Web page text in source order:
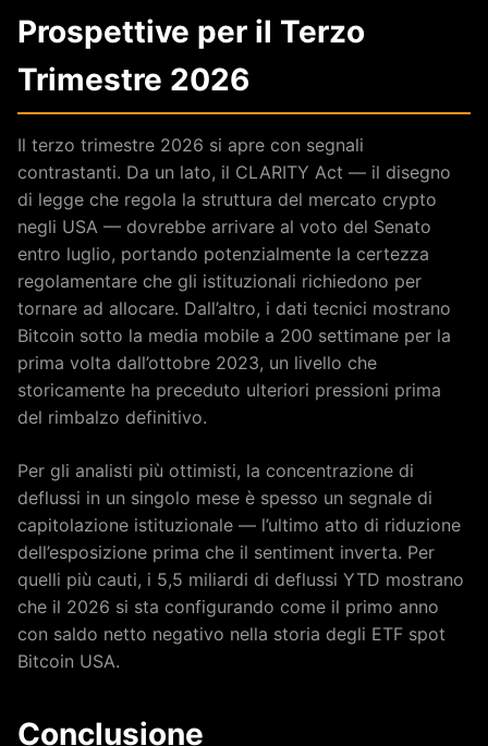
Prospettive per il Terzo
Trimestre 2026
Il terzo trimestre 2026 si apre con segnali
contrastanti. Da un lato, il CLARITY Act — il disegno
di legge che regola la struttura del mercato crypto
negli USA — dovrebbe arrivare al voto del Senato
entro luglio, portando potenzialmente la certezza
regolamentare che gli istituzionali richiedono per
tornare ad allocare. Dall’altro, i dati tecnici mostrano
Bitcoin sotto la media mobile a 200 settimane per la
prima volta dall’ottobre 2023, un livello che
storicamente ha preceduto ulteriori pressioni prima
del rimbalzo definitivo.
Per gli analisti più ottimisti, la concentrazione di
deflussi in un singolo mese è spesso un segnale di
capitolazione istituzionale — l’ultimo atto di riduzione
dell’esposizione prima che il sentiment inverta. Per
quelli più cauti, i 5,5 miliardi di deflussi YTD mostrano
che il 2026 si sta configurando come il primo anno
con saldo netto negativo nella storia degli ETF spot
Bitcoin USA.
Conclusione